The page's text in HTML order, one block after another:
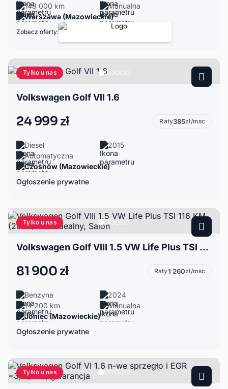
148 000 km
Manualna
Warszawa (Mazowieckie)
Zobacz oferty:
Tylko u nas
Volkswagen Golf VII 1.6
24 999 zł Raty385zł/msc
Diesel
2015
Automatyczna
Czosnów (Mazowieckie)
Ogłoszenie prywatne
Tylko u nas
Volkswagen Golf VIII 1.5 VW Life Plus TSI 116 KM (2024) Stan Idealny, Salon
81 900 zł Raty1 260zł/msc
Benzyna
2024
14 200 km
Manualna
Joniec (Mazowieckie)
Ogłoszenie prywatne
Tylko u nas